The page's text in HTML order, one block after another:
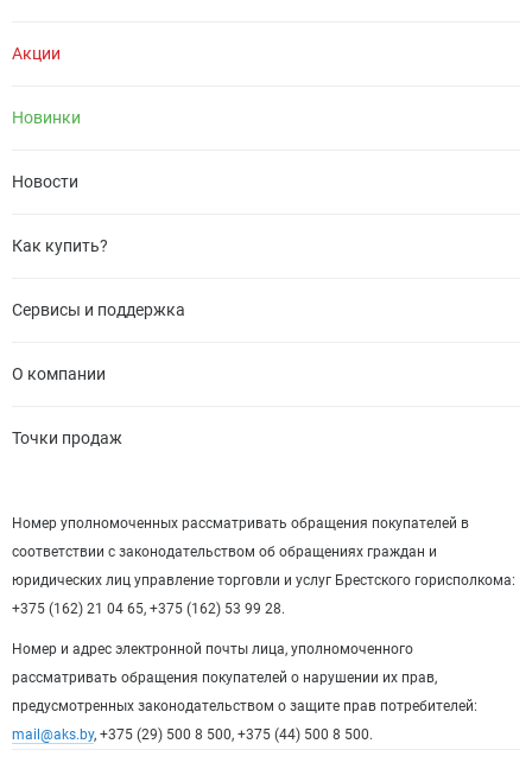
Акции
Новинки
Новости
Как купить?
Сервисы и поддержка
О компании
Точки продаж
Номер уполномоченных рассматривать обращения покупателей в
соответствии с законодательством об обращениях граждан и
юридических лиц управление торговли и услуг Брестского горисполкома:
+375 (162) 21 04 65, +375 (162) 53 99 28.
Номер и адрес электронной почты лица, уполномоченного
рассматривать обращения покупателей о нарушении их прав,
предусмотренных законодательством о защите прав потребителей:
mail@aks.by, +375 (29) 500 8 500, +375 (44) 500 8 500.